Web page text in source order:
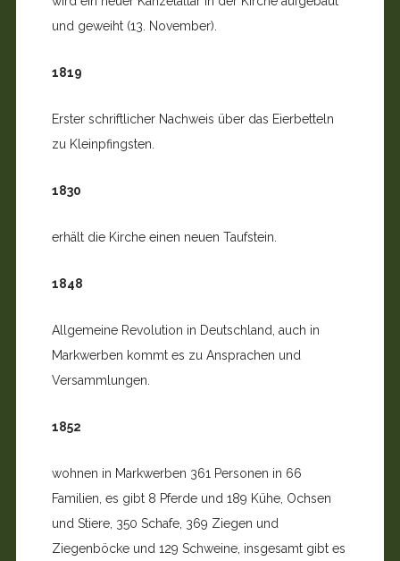
und geweiht (13. November).
1819
Erster schriftlicher Nachweis über das Eierbetteln
zu Kleinpfingsten.
1830
erhält die Kirche einen neuen Taufstein.
1848
Allgemeine Revolution in Deutschland, auch in
Markwerben kommt es zu Ansprachen und
Versammlungen.
1852
wohnen in Markwerben 361 Personen in 66
Familien, es gibt 8 Pferde und 189 Kühe, Ochsen
und Stiere, 350 Schafe, 369 Ziegen und
Ziegenböcke und 129 Schweine, insgesamt gibt es